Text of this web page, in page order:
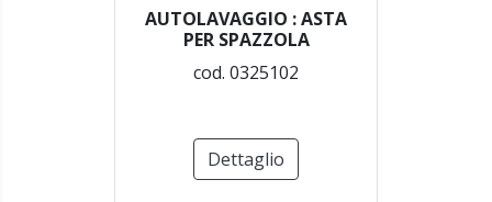
AUTOLAVAGGIO : ASTA
PER SPAZZOLA
cod. 0325102
Dettaglio